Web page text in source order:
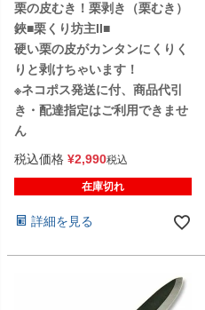
栗の皮むき！栗剥き（栗むき）
鋏■栗くり坊主II■
硬い栗の皮がカンタンにくりく
りと剥けちゃいます！
※ネコポス発送に付、商品代引
き・配達指定はご利用できませ
ん
税込価格 ¥2,990税込
在庫切れ
詳細を見る